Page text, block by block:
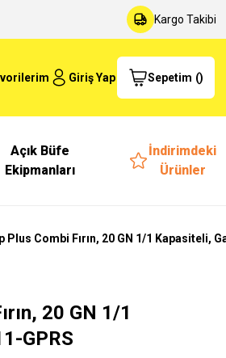
Kargo Takibi
Giriş Yap Sepetim ()
Açık Büfe
Ekipmanları
İndirimdeki
Ürünler
Plus Combi Fırın, 20 GN 1/1 Kapasiteli,
20 GN 1/1
GPRS